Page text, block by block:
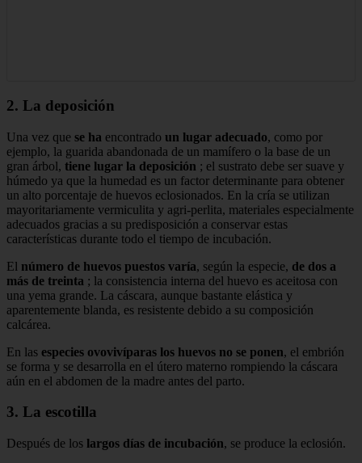
2. La deposición
Una vez que se ha encontrado un lugar adecuado, como por
ejemplo, la guarida abandonada de un mamífero o la base de un
gran árbol, tiene lugar la deposición ; el sustrato debe ser suave y
húmedo ya que la humedad es un factor determinante para obtener
un alto porcentaje de huevos eclosionados. En la cría se utilizan
mayoritariamente vermiculita y agri-perlita, materiales especialmente
adecuados gracias a su predisposición a conservar estas
características durante todo el tiempo de incubación.
El número de huevos puestos varía, según la especie, de dos a
más de treinta ; la consistencia interna del huevo es aceitosa con
una yema grande. La cáscara, aunque bastante elástica y
aparentemente blanda, es resistente debido a su composición
calcárea.
En las especies ovovivíparas los huevos no se ponen, el embrión
se forma y se desarrolla en el útero materno rompiendo la cáscara
aún en el abdomen de la madre antes del parto.
3. La escotilla
Después de los largos días de incubación, se produce la eclosión.